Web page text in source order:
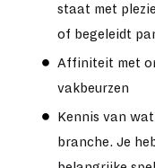
staat met
of begeleidt
Affiniteit met
vakbeurzen
Kennis van
branche. Je